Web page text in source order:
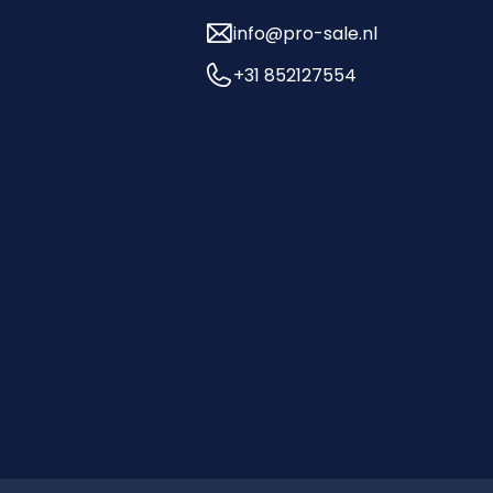
info@pro-sale.nl
+31 852127554